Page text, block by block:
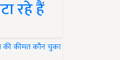
रहे हैं